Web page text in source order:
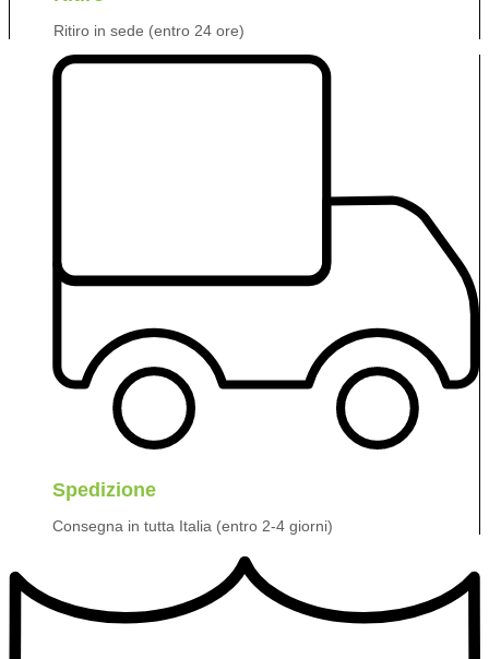
Ritiro in sede (entro 24 ore)
Spedizione
Consegna in tutta Italia (entro 2-4 giorni)